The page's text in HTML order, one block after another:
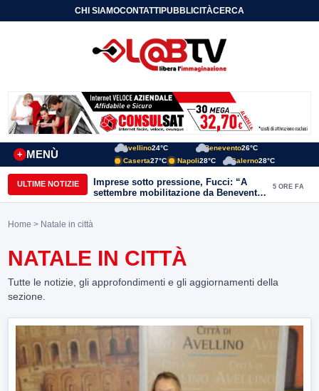
CHI SIAMOCONTATTIPUBBLICITÀCERCA
MENÙ
+
Avellino24°C Benevento26°C
Caserta27°C Napoli28°C Salerno28°C
ULTIME NOTIZIE
Imprese sotto pressione, Fucci: “A
settembre mobilitazione da Benevento
e Avellino”
5 ORE FA
Home > Natale in città
NATALE IN CITTÀ
Tutte le notizie, gli approfondimenti e gli aggiornamenti della
sezione.